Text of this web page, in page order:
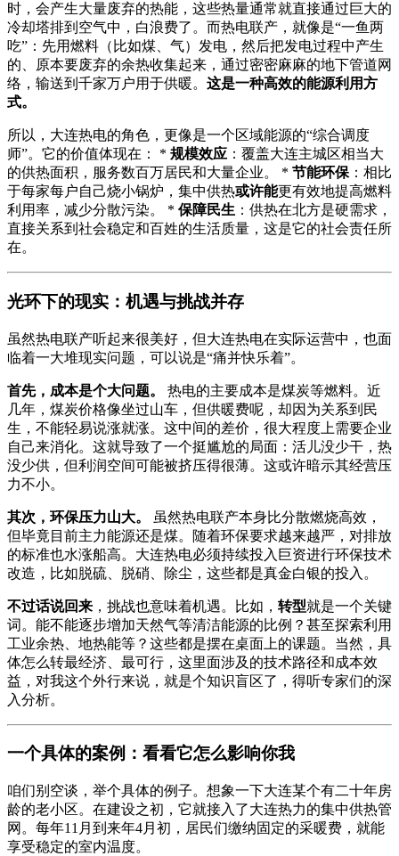
时，会产生大量废弃的热能，这些热量通常就直接通过巨大的
冷却塔排到空气中，白浪费了。而热电联产，就像是“一鱼两
吃”：先用燃料（比如煤、气）发电，然后把发电过程中产生
的、原本要废弃的余热收集起来，通过密密麻麻的地下管道网
络，输送到千家万户用于供暖。 这是一种高效的能源利用方
式。
所以，大连热电的角色，更像是一个区域能源的“综合调度
师”。它的价值体现在： * 规模效应 ：覆盖大连主城区相当大
的供热面积，服务数百万居民和大量企业。 * 节能环保 ：相比
于每家每户自己烧小锅炉，集中供热或许能更有效地提高燃料
利用率，减少分散污染。 * 保障民生 ：供热在北方是硬需求，
直接关系到社会稳定和百姓的生活质量，这是它的社会责任所
在。
光环下的现实：机遇与挑战并存
虽然热电联产听起来很美好，但大连热电在实际运营中，也面
临着一大堆现实问题，可以说是“痛并快乐着”。
首先，成本是个大问题。
热电的主要成本是煤炭等燃料。近
几年，煤炭价格像坐过山车，但供暖费呢，却因为关系到民
生，不能轻易说涨就涨。这中间的差价，很大程度上需要企业
自己来消化。这就导致了一个挺尴尬的局面：活儿没少干，热
没少供，但利润空间可能被挤压得很薄。这或许暗示其经营压
力不小。
其次，环保压力山大。
虽然热电联产本身比分散燃烧高效，
但毕竟目前主力能源还是煤。随着环保要求越来越严，对排放
的标准也水涨船高。大连热电必须持续投入巨资进行环保技术
改造，比如脱硫、脱硝、除尘，这些都是真金白银的投入。
不过话说回来 ，挑战也意味着机遇。比如， 转型就是一个关键
词。能不能逐步增加天然气等清洁能源的比例？甚至探索利用
工业余热、地热能等？这些都是摆在桌面上的课题。当然，具
体怎么转最经济、最可行，这里面涉及的技术路径和成本效
益，对我这个外行来说，就是个知识盲区了，得听专家们的深
入分析。
一个具体的案例：看看它怎么影响你我
咱们别空谈，举个具体的例子。想象一下大连某个有二十年房
龄的老小区。在建设之初，它就接入了大连热力的集中供热管
网。每年11月到来年4月初，居民们缴纳固定的采暖费，就能
享受稳定的室内温度。